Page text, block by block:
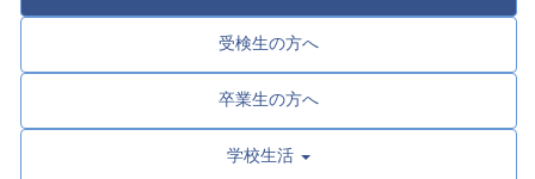
受検生の方へ
卒業生の方へ
学校生活